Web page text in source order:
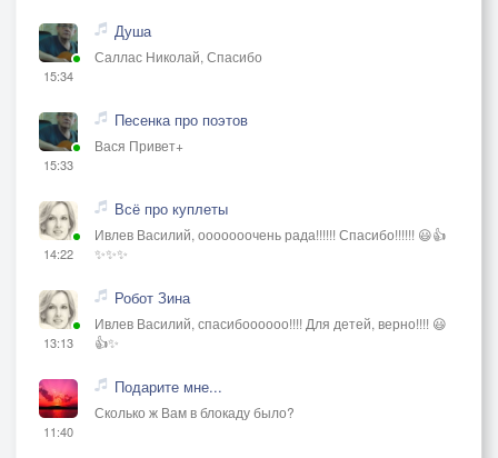
15:34
Душа
Саллас Николай, Спасибо
15:33
Песенка про поэтов
Вася Привет+
14:22
Всё про куплеты
Ивлев Василий, ооооооочень рада!!!!!! Спасибо!!!!!! 😃👍
✨✨✨
13:13
Робот Зина
Ивлев Василий, спасибоооооо!!!! Для детей, верно!!!! 😃
👍✨
11:40
Подарите мне...
Сколько ж Вам в блокаду было?